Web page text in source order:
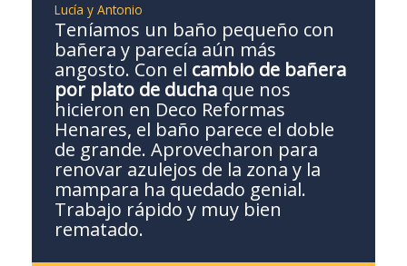
Lucía y Antonio
Teníamos un baño pequeño con
bañera y parecía aún más
angosto. Con el cambio de bañera
por plato de ducha que nos
hicieron en Deco Reformas
Henares, el baño parece el doble
de grande. Aprovecharon para
renovar azulejos de la zona y la
mampara ha quedado genial.
Trabajo rápido y muy bien
rematado.